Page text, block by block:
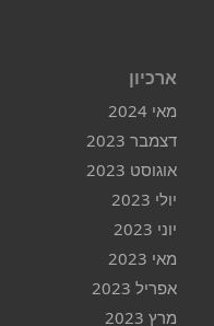
ארכיון
מאי 2024
דצמבר 2023
אוגוסט 2023
יולי 2023
יוני 2023
מאי 2023
אפריל 2023
מרץ 2023